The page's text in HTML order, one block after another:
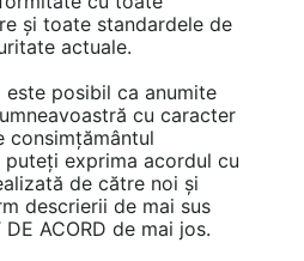
categoria
de la
All Audio
și toate standardele de
actuale.
posibil ca anumite
cu caracter
consimțământul
exprima acordul cu
de către noi și
descrierii de mai sus
ACORD de mai jos.